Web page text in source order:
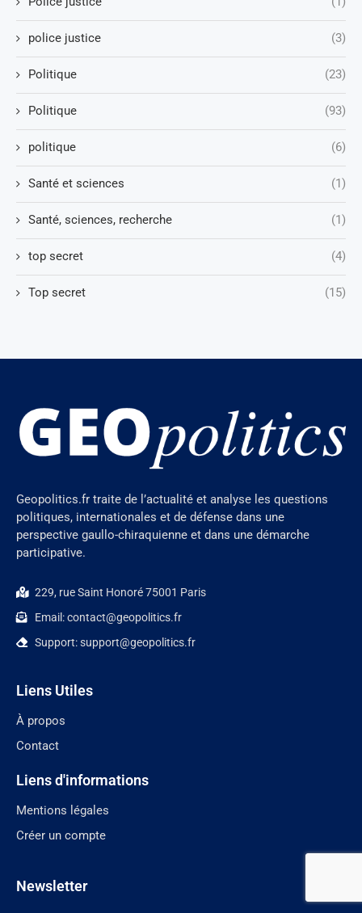
police justice (3)
Politique (23)
Politique (93)
politique (6)
Santé et sciences (1)
Santé, sciences, recherche (1)
top secret (4)
Top secret (15)
Geopolitics.fr traite de l’actualité et analyse les questions
politiques, internationales et de défense dans une
perspective gaullo-chiraquienne et dans une démarche
participative.
229, rue Saint Honoré 75001 Paris
Email: contact@geopolitics.fr
Support: support@geopolitics.fr
Liens Utiles
À propos
Contact
Liens d'informations
Mentions légales
Créer un compte
Newsletter